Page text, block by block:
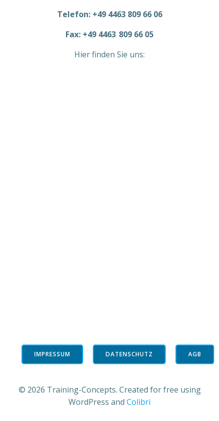
Telefon: +49 4463 809 66 06
Fax: +49 4463 809 66 05
Hier finden Sie uns:
IMPRESSUM DATENSCHUTZ AGB
© 2026 Training-Concepts. Created for free using
WordPress and Colibri